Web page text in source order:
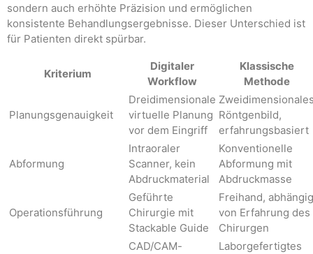
sondern auch erhöhte Präzision und ermöglichen
konsistente Behandlungsergebnisse. Dieser Unterschied ist
für Patienten direkt spürbar.
Kriterium
Digitaler
Workflow
Klassische
Methode
Planungsgenauigkeit
Dreidimensionale
virtuelle Planung
vor dem Eingriff
Röntgenbild,
erfahrungsbasiert
Abformung
Intraoraler
Scanner, kein
Abdruckmaterial
Konventionelle
Abformung mit
Abdruckmasse
Operationsführung
Geführte
Chirurgie mit
Stackable Guide
Freihand, abhängig
von Erfahrung des
Chirurgen
CAD/CAM-
Laborgefertigtes